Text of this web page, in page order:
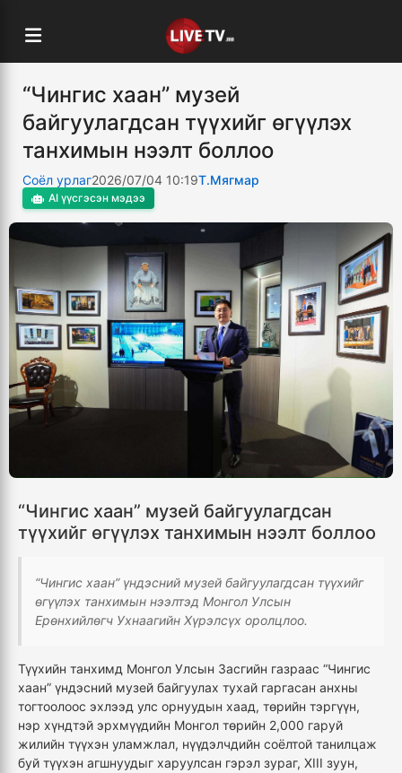
“Чингис хаан” музей
байгуулагдсан түүхийг өгүүлэх
танхимын нээлт боллоо
Соёл урлаг2026/07/04 10:19Т.Мягмар
AI үүсгэсэн мэдээ
“Чингис хаан” музей байгуулагдсан
түүхийг өгүүлэх танхимын нээлт боллоо
“Чингис хаан” үндэсний музей байгуулагдсан түүхийг
өгүүлэх танхимын нээлтэд Монгол Улсын
Ерөнхийлөгч Ухнаагийн Хүрэлсүх оролцлоо.
Түүхийн танхимд Монгол Улсын Засгийн газраас “Чингис
хаан” үндэсний музей байгуулах тухай гаргасан анхны
тогтоолоос эхлээд улс орнуудын хаад, төрийн тэргүүн,
нэр хүндтэй эрхмүүдийн Монгол төрийн 2,000 гаруй
жилийн түүхэн уламжлал, нүүдэлчдийн соёлтой танилцаж
буй түүхэн агшнуудыг харуулсан гэрэл зураг, XIII зуун,